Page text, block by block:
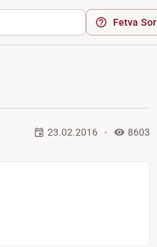
Fetva Sor
23.02.2016 8603